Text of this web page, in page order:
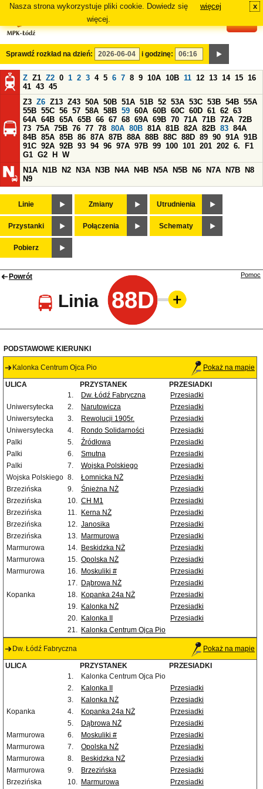
Nasza strona wykorzystuje pliki cookie. Dowiedz się
więcej.
więcej x
Sprawdź rozkład na dzień: i godzinę:
Z Z1 Z2 0 1 2 3 4 5 6 7 8 9 10A 10B 11 12 13 14 15 16
41 43 45
Z3 Z6 Z13 Z43 50A 50B 51A 51B 52 53A 53C 53B 54B 55A
55B 55C 56 57 58A 58B 59 60A 60B 60C 60D 61 62 63
64A 64B 65A 65B 66 67 68 69A 69B 70 71A 71B 72A 72B
73 75A 75B 76 77 78 80A 80B 81A 81B 82A 82B 83 84A
84B 85A 85B 86 87A 87B 88A 88B 88C 88D 89 90 91A 91B
91C 92A 92B 93 94 96 97A 97B 99 100 101 201 202 6.
F1
G1 G2 H
W
N1A
N1B N2 N3A N3B N4A N4B N5A N5B N6 N7A N7B
N8
N9
Linie Zmiany Utrudnienia
Przystanki Połączenia Schematy
Pobierz
Powrót
Linia 88D
Pomoc
PODSTAWOWE KIERUNKI
Kalonka Centrum Ojca Pio Pokaż na mapie
ULICA PRZYSTANEK
PRZESIADKI
1.
Dw. Łódź Fabryczna
Przesiadki
Uniwersytecka
2. Narutowicza
Przesiadki
Uniwersytecka
3. Rewolucji 1905r.
Przesiadki
Uniwersytecka
4. Rondo Solidarności
Przesiadki
Palki
5. Źródłowa
Przesiadki
Palki
6. Smutna
Przesiadki
Palki
7. Wojska Polskiego
Przesiadki
Wojska Polskiego 8. Łomnicka NŻ
Przesiadki
Brzezińska
9. Śnieżna NŻ
Przesiadki
Brzezińska
10. CH M1
Przesiadki
Brzezińska
11. Kerna NŻ
Przesiadki
Brzezińska
12. Janosika
Przesiadki
Brzezińska
13. Marmurowa
Przesiadki
Marmurowa
14. Beskidzka NŻ
Przesiadki
Marmurowa
15. Opolska NŻ
Przesiadki
Marmurowa
16. Moskuliki #
Przesiadki
17. Dąbrowa NŻ
Przesiadki
Kopanka
18. Kopanka 24a NŻ
Przesiadki
19. Kalonka NŻ
Przesiadki
20. Kalonka II
Przesiadki
21. Kalonka Centrum Ojca Pio
Dw. Łódź Fabryczna Pokaż na mapie
ULICA PRZYSTANEK
PRZESIADKI
1.
Kalonka Centrum Ojca Pio
2.
Kalonka II
Przesiadki
3.
Kalonka NŻ
Przesiadki
Kopanka
4. Kopanka 24a NŻ
Przesiadki
5.
Dąbrowa NŻ
Przesiadki
Marmurowa
6. Moskuliki #
Przesiadki
Marmurowa
7. Opolska NŻ
Przesiadki
Marmurowa
8. Beskidzka NŻ
Przesiadki
Marmurowa
9. Brzezińska
Przesiadki
Brzezińska
10. Marmurowa Przesiadki